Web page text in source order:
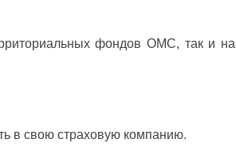
фондов ОМС, так и на
в свою страховую компанию.